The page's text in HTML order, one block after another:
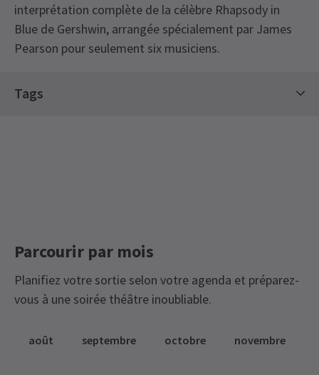
interprétation complète de la célèbre Rhapsody in
Blue de Gershwin, arrangée spécialement par James
Pearson pour seulement six musiciens.
Tags
Parcourir par mois
Planifiez votre sortie selon votre agenda et préparez-
vous à une soirée théâtre inoubliable.
août septembre octobre novembre